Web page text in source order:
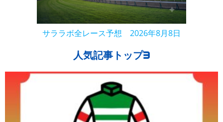
サララボ全レース予想 2026年8月8日
人気記事トップ3